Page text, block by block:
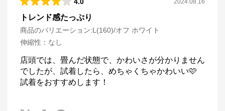
2024.08.16
トレンド感たっぷり
商品のバリエーション:L(160)/オフ ホワイト
伸縮性 ： なし
店頭では、畳んだ状態で、かわいさが分かりません
でしたが、試着したら、めちゃくちゃかわいい🩷
試着をおすすめします！